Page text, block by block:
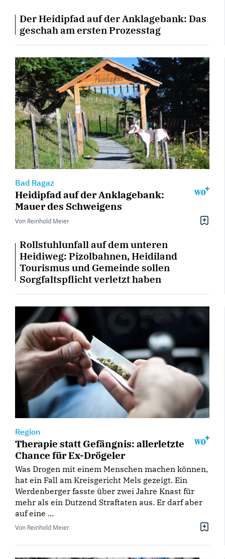
Der Heidipfad auf der Anklagebank: Das
geschah am ersten Prozesstag
Bad Ragaz
Heidipfad auf der Anklagebank:
Mauer des Schweigens
Von Reinhold Meier
Rollstuhlunfall auf dem unteren
Heidiweg: Pizolbahnen, Heidiland
Tourismus und Gemeinde sollen
Sorgfaltspflicht verletzt haben
Region
Therapie statt Gefängnis: allerletzte
Chance für Ex-Drögeler
Was Drogen mit einem Menschen machen können,
hat ein Fall am Kreisgericht Mels gezeigt. Ein
Werdenberger fasste über zwei Jahre Knast für
mehr als ein Dutzend Straftaten aus. Er darf aber
auf eine ...
Von Reinhold Meier